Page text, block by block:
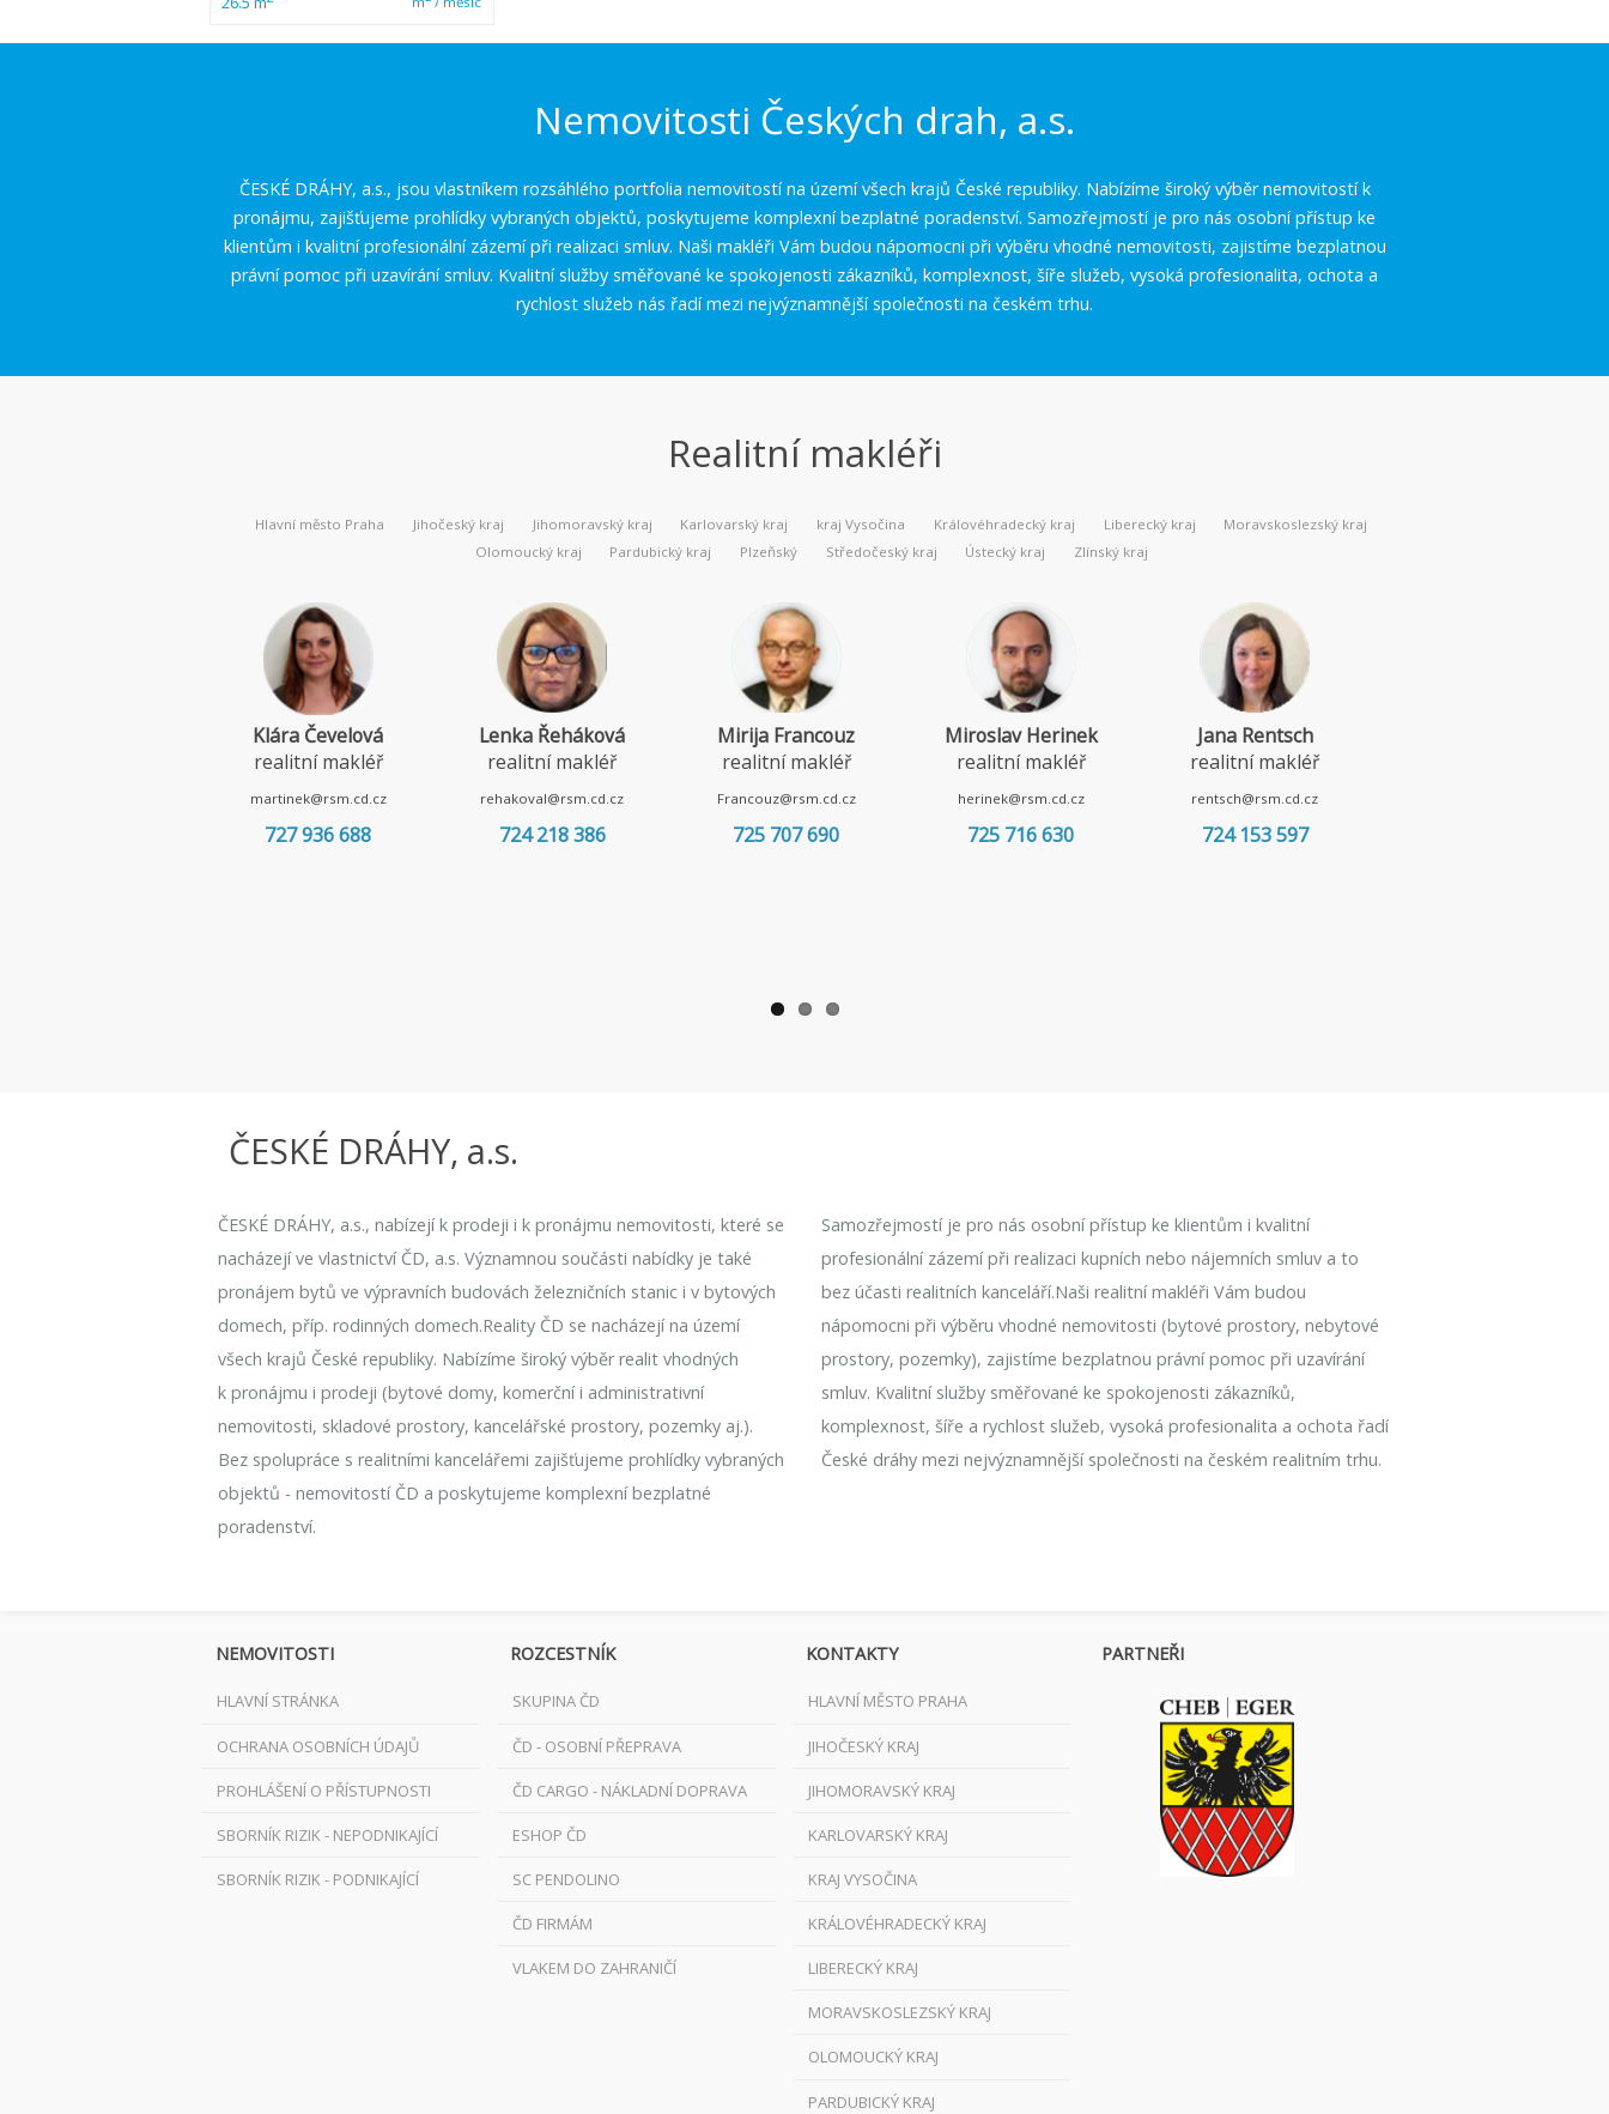
Nemovitosti Českých drah, a.s.
ČESKÉ DRÁHY, a.s., jsou vlastníkem rozsáhlého portfolia nemovitostí na území všech krajů České republiky. Nabízíme široký výběr nemovitostí k
pronájmu, zajišťujeme prohlídky vybraných objektů, poskytujeme komplexní bezplatné poradenství. Samozřejmostí je pro nás osobní přístup ke
klientům i kvalitní profesionální zázemí při realizaci smluv. Naši makléři Vám budou nápomocni při výběru vhodné nemovitosti, zajistíme bezplatnou
právní pomoc při uzavírání smluv. Kvalitní služby směřované ke spokojenosti zákazníků, komplexnost, šíře služeb, vysoká profesionalita, ochota a
rychlost služeb nás řadí mezi nejvýznamnější společnosti na českém trhu.
Realitní makléři
Hlavní město Praha Jihočeský kraj Jihomoravský kraj Karlovarský kraj kraj Vysočina Královéhradecký kraj Liberecký kraj
Moravskoslezský kraj
Olomoucký kraj
Pardubický kraj Plzeňský Středočeský kraj Ústecký kraj Zlínský kraj
Klára Čevelová
realitní makléř
martinek@rsm.cd.cz
727 936 688
Lenka Řeháková
realitní makléř
rehakoval@rsm.cd.cz
724 218 386
Mirija Francouz
realitní makléř
Francouz@rsm.cd.cz
725 707 690
Miroslav Herinek
realitní makléř
herinek@rsm.cd.cz
725 716 630
Jana Rentsch
realitní makléř
rentsch@rsm.cd.cz
724 153 597
ČESKÉ DRÁHY, a.s.
ČESKÉ DRÁHY, a.s., nabízejí k prodeji i k pronájmu nemovitosti, které se
nacházejí ve vlastnictví ČD, a.s. Významnou součásti nabídky je také
pronájem bytů ve výpravních budovách železničních stanic i v bytových
domech, příp. rodinných domech.Reality ČD se nacházejí na území
všech krajů České republiky. Nabízíme široký výběr realit vhodných
k pronájmu i prodeji (bytové domy, komerční i administrativní
nemovitosti, skladové prostory, kancelářské prostory, pozemky aj.).
Bez spolupráce s realitními kancelářemi zajišťujeme prohlídky vybraných
objektů - nemovitostí ČD a poskytujeme komplexní bezplatné
poradenství.
Samozřejmostí je pro nás osobní přístup ke klientům i kvalitní
profesionální zázemí při realizaci kupních nebo nájemních smluv a to
bez účasti realitních kanceláří.Naši realitní makléři Vám budou
nápomocni při výběru vhodné nemovitosti (bytové prostory, nebytové
prostory, pozemky), zajistíme bezplatnou právní pomoc při uzavírání
smluv. Kvalitní služby směřované ke spokojenosti zákazníků,
komplexnost, šíře a rychlost služeb, vysoká profesionalita a ochota řadí
České dráhy mezi nejvýznamnější společnosti na českém realitním trhu.
NEMOVITOSTI
HLAVNÍ STRÁNKA
OCHRANA OSOBNÍCH ÚDAJŮ
PROHLÁŠENÍ O PŘÍSTUPNOSTI
SBORNÍK RIZIK - NEPODNIKAJÍCÍ
SBORNÍK RIZIK - PODNIKAJÍCÍ
ROZCESTNÍK
SKUPINA ČD
ČD - OSOBNÍ PŘEPRAVA
ČD CARGO - NÁKLADNÍ DOPRAVA
ESHOP ČD
SC PENDOLINO
ČD FIRMÁM
VLAKEM DO ZAHRANIČÍ
KONTAKTY
HLAVNÍ MĚSTO PRAHA
JIHOČESKÝ KRAJ
JIHOMORAVSKÝ KRAJ
KARLOVARSKÝ KRAJ
KRAJ VYSOČINA
KRÁLOVÉHRADECKÝ KRAJ
LIBERECKÝ KRAJ
MORAVSKOSLEZSKÝ KRAJ
OLOMOUCKÝ KRAJ
PARDUBICKÝ KRAJ
PARTNEŘI